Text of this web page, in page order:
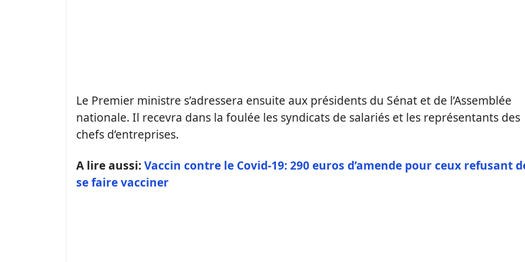
Le Premier ministre s’adressera ensuite aux présidents du Sénat et de l’Assemblée
nationale. Il recevra dans la foulée les syndicats de salariés et les représentants des
chefs d’entreprises.
A lire aussi:Vaccin contre le Covid-19: 290 euros d’amende pour ceux refusant
se faire vacciner